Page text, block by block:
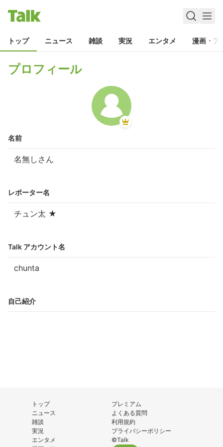
トップ ニュース 雑談 実況 エンタメ 漫画・ア
プロフィール
名前
名無しさん
レポーター名
チュン太 ★
Talk アカウント名
chunta
自己紹介
トップ
ニュース
雑談
実況
エンタメ
プレミアム
よくある質問
利用規約
プライバシーポリシー
©Talk